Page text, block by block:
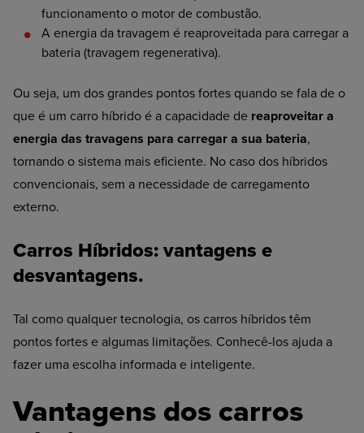
funcionamento o motor de combustão.
A energia da travagem é reaproveitada para carregar a
bateria (travagem regenerativa).
Ou seja, um dos grandes pontos fortes quando se fala de o
que é um carro híbrido é a capacidade de reaproveitar a
energia das travagens para carregar a sua bateria,
tornando o sistema mais eficiente. No caso dos híbridos
convencionais, sem a necessidade de carregamento
externo.
Carros Híbridos: vantagens e
desvantagens.
Tal como qualquer tecnologia, os carros híbridos têm
pontos fortes e algumas limitações. Conhecê-los ajuda a
fazer uma escolha informada e inteligente.
Vantagens dos carros